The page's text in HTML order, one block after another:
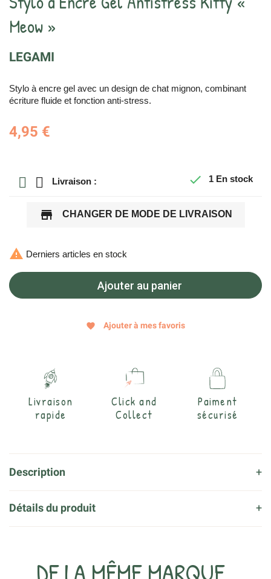
Meow »
LEGAMI
Stylo à encre gel avec un design de chat mignon, combinant
écriture fluide et fonction anti-stress.
4,95 €
Livraison :  1 En stock
store CHANGER DE MODE DE LIVRAISON
 Derniers articles en stock
Ajouter au panier
favorite Ajouter à mes favoris
Livraison
rapide
Click and
Collect
Paiment
sécurisé
Description
Détails du produit
DE LA MÊME MARQUE